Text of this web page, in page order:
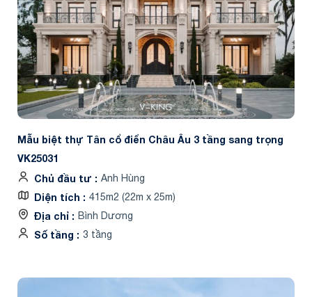
Mẫu biệt thự Tân cổ điển Châu Âu 3 tầng sang trọng
VK25031
Chủ đầu tư
Anh Hùng
Diện tích 415m2 (22m x 25m)
Địa chỉ Bình Dương
Số tầng 3 tầng